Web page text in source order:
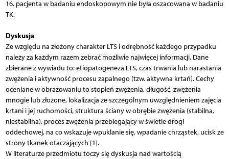
16. pacjenta w badaniu endoskopowym nie była oszacowana w badaniu
TK.
Dyskusja
Ze względu na złożony charakter LTS i odrębność każdego przypadku
należy za każdym razem zebrać możliwie najwięcej informacji. Dane
zbierane z wywiadu to: etiopatogeneza LTS, czas trwania lub narastania
zwężenia i aktywność procesu zapalnego (tzw. aktywna krtań). Cechy
oceniane w obrazowaniu to stopień zwężenia, długość, zwężenia
mnogie lub złożone, lokalizacja ze szczególnym uwzględnieniem zajęcia
krtani i jej ruchomości, struktura ściany w obrębie zwężenia (stabilna,
niestabilna), proces zwężenia przebiegający w świetle drogi
oddechowej, na co wskazuje wpuklanie się, wpadanie chrząstek, ucisk ze
strony tkanek otaczających [1].
W literaturze przedmiotu toczy się dyskusja nad wartością